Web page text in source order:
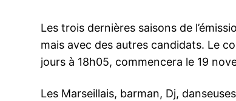
Les trois dernières saisons de
mais avec des autres candidats. Le
jours à 18h05, commencera le 19
Les Marseillais, barman, Dj,